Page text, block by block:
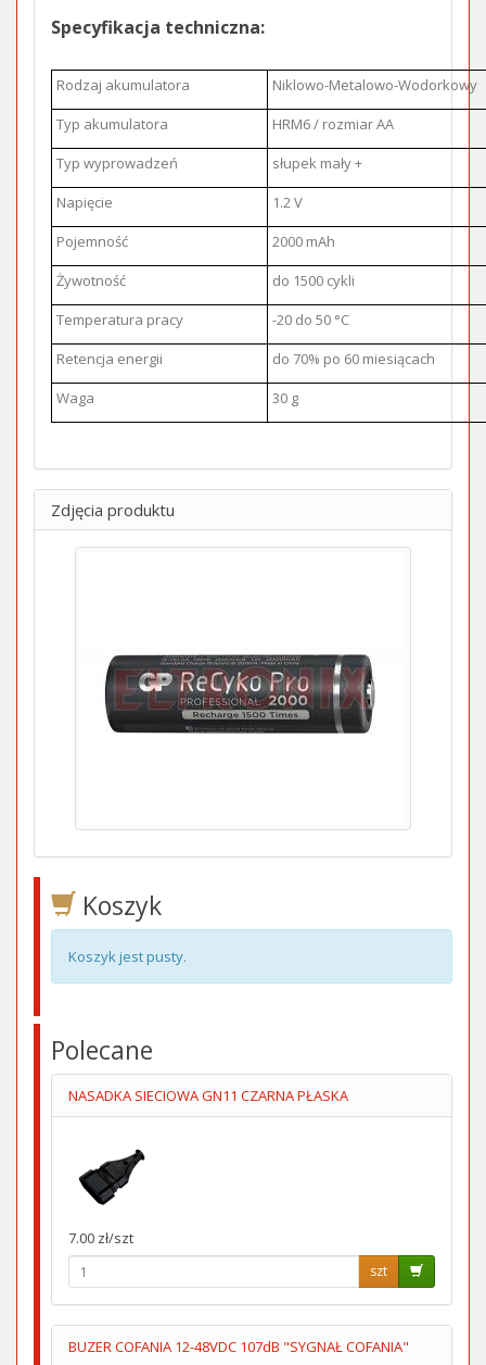
Specyfikacja techniczna:
Rodzaj akumulatora
Niklowo-Metalowo-Wodorkowy
Typ akumulatora
HRM6 / rozmiar AA
Typ wyprowadzeń
słupek mały +
Napięcie
1.2 V
Pojemność
2000 mAh
Żywotność
do 1500 cykli
Temperatura pracy
-20 do 50 °C
Retencja energii
do 70% po 60 miesiącach
Waga
30 g
Zdjęcia produktu
Koszyk
Koszyk jest pusty.
Polecane
NASADKA SIECIOWA GN11 CZARNA PŁASKA
7.00 zł/szt
szt
BUZER COFANIA 12-48VDC 107dB "SYGNAŁ COFANIA"